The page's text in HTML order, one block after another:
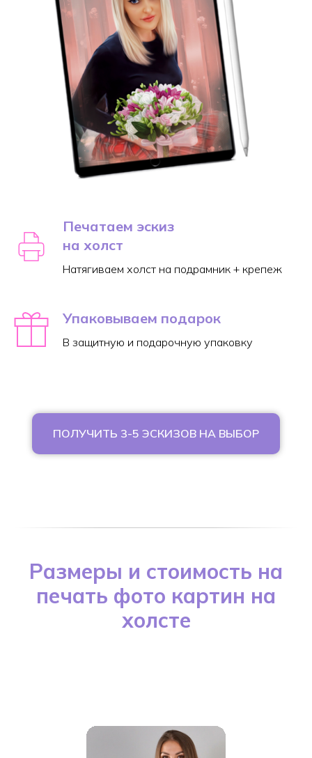
Печатаем эскиз
на холст
Натягиваем холст на подрамник + крепеж
Упаковываем подарок
В защитную и подарочную упаковку
ПОЛУЧИТЬ 3-5 ЭСКИЗОВ НА ВЫБОР
Размеры и стоимость на
печать фото картин на
холсте